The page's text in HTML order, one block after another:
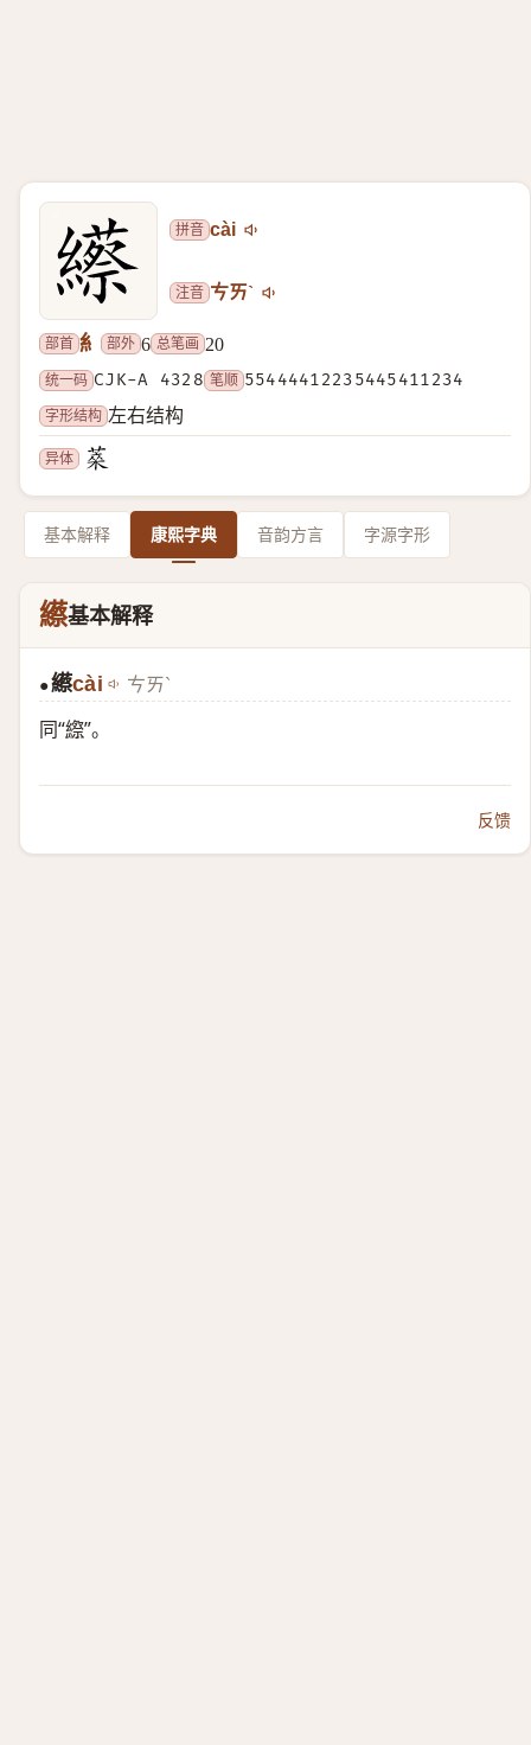
拼音 cài
注音 ㄘㄞˋ
部首 糹 部外 6 总笔画 20
统一码 CJK-A 4328 笔顺 55444412235445411234
字形结构 左右结构
异体
基本解释 康熙字典 音韵方言 字源字形
䌨基本解释
●䌨cài ㄘㄞˋ
同“縩”。
反馈